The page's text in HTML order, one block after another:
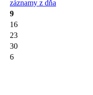
záznamy z dňa
9
16
23
30
6